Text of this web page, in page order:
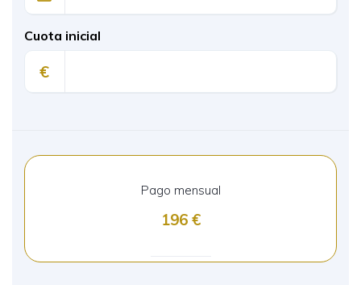
Cuota inicial
Pago mensual
196